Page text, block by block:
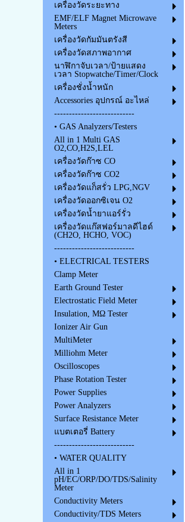
เครื่องวัดระยะทาง
EMF/ELF Magnet Microwave
Meters
เครื่องวัดกัมมันตรังสี
เครื่องวัดสภาพอากาศ
นาฬิกาจับเวลา/ป้ายแสดง
เวลา Stopwatche/Timer/Clock
เครื่องชั่งน้ำหนัก
Accessories อุปกรณ์ อะไหล่
---------------------------
• GAS Analyzers/Testers
All in 1 Multi GAS
O2,CO,H2S,LEL
เครื่องวัดก๊าซ CO
เครื่องวัดก๊าซ CO2
เครื่องวัดแก็สรั่ว LPG,NGV
เครื่องวัดออกซิเจน O2
เครื่องวัดน้ำยาแอร์รั่ว
เครื่องวัดแก๊สฟอร์มาลดีไฮด์
(CH2O, HCHO, VOC)
---------------------------
• ELECTRICAL TESTERS
Clamp Meter
Earth Ground Tester
Electrostatic Field Meter
Insulation, MΩ Tester
Ionizer Air Gun
MultiMeter
Milliohm Meter
Oscilloscopes
Phase Rotation Tester
Power Supplies
Power Analyzers
Surface Resistance Meter
แบตเตอรี่ Battery
---------------------------
• WATER QUALITY
All in 1
pH/EC/ORP/DO/TDS/Salinity
Meter
Conductivity Meters
Conductivity/TDS Meters